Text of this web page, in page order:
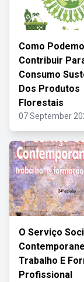
Como
Contribuir
Consumo
Dos Produtos
Florestais
07 September
O Serviço
Trabalho E
Profissional